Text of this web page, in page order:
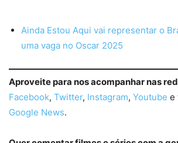
Ainda Estou Aqui vai representar o
uma vaga no Oscar 2025
Aproveite para nos acompanhar nas
Facebook, Twitter, Instagram, Youtube e
Google News.